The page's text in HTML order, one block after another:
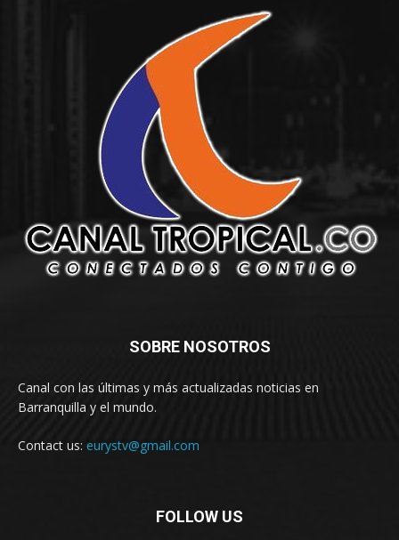
SOBRE NOSOTROS
Canal con las últimas y más actualizadas noticias en
Barranquilla y el mundo.
Contact us: eurystv@gmail.com
FOLLOW US